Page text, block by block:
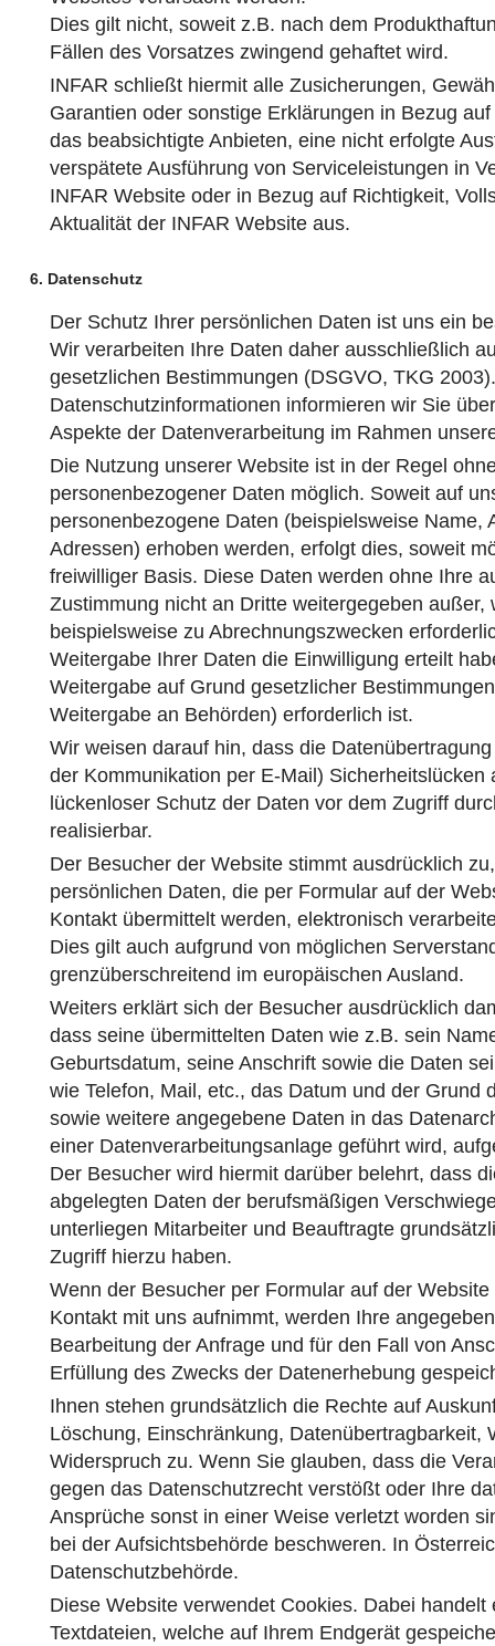
Dies gilt nicht, soweit z.B. nach dem
Fällen des Vorsatzes zwingend gehaftet wird.
INFAR schließt hiermit alle Zusicherungen,
Garantien oder sonstige Erklärungen in Bezug
das beabsichtigte Anbieten, eine nicht erfolgte
verspätete Ausführung von Serviceleistungen in
INFAR Website oder in Bezug auf Richtigkeit,
Aktualität der INFAR Website aus.
6. Datenschutz
Der Schutz Ihrer persönlichen Daten ist uns ein
Wir verarbeiten Ihre Daten daher ausschließlich
gesetzlichen Bestimmungen (DSGVO, TKG
Datenschutzinformationen informieren wir Sie
Aspekte der Datenverarbeitung im Rahmen
Die Nutzung unserer Website ist in der Regel
personenbezogener Daten möglich. Soweit auf
personenbezogene Daten (beispielsweise Name,
Adressen) erhoben werden, erfolgt dies, soweit
freiwilliger Basis. Diese Daten werden ohne Ihre
Zustimmung nicht an Dritte weitergegeben außer,
beispielsweise zu Abrechnungszwecken
Weitergabe Ihrer Daten die Einwilligung erteilt
Weitergabe auf Grund gesetzlicher
Weitergabe an Behörden) erforderlich ist.
Wir weisen darauf hin, dass die
der Kommunikation per E-Mail) Sicherheitslücken
lückenloser Schutz der Daten vor dem Zugriff
realisierbar.
Der Besucher der Website stimmt ausdrücklich
persönlichen Daten, die per Formular auf der
Kontakt übermittelt werden, elektronisch
Dies gilt auch aufgrund von möglichen
grenzüberschreitend im europäischen Ausland.
Weiters erklärt sich der Besucher ausdrücklich
dass seine übermittelten Daten wie z.B. sein
Geburtsdatum, seine Anschrift sowie die Daten
wie Telefon, Mail, etc., das Datum und der Grund
sowie weitere angegebene Daten in das
einer Datenverarbeitungsanlage geführt wird,
Der Besucher wird hiermit darüber belehrt, dass
abgelegten Daten der berufsmäßigen
unterliegen Mitarbeiter und Beauftragte
Zugriff hierzu haben.
Wenn der Besucher per Formular auf der
Kontakt mit uns aufnimmt, werden Ihre
Bearbeitung der Anfrage und für den Fall von
Erfüllung des Zwecks der Datenerhebung
Ihnen stehen grundsätzlich die Rechte auf
Löschung, Einschränkung, Datenübertragbarkeit,
Widerspruch zu. Wenn Sie glauben, dass die
gegen das Datenschutzrecht verstößt oder Ihre
Ansprüche sonst in einer Weise verletzt worden
bei der Aufsichtsbehörde beschweren. In
Datenschutzbehörde.
Diese Website verwendet Cookies. Dabei handelt
Textdateien, welche auf Ihrem Endgerät